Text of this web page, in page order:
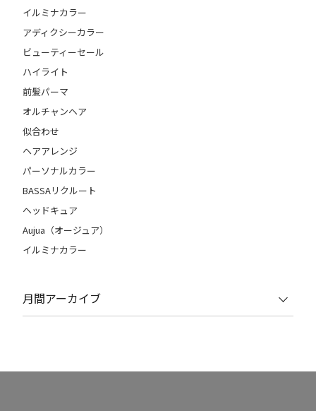
イルミナカラー
アディクシーカラー
ビューティーセール
ハイライト
前髪パーマ
オルチャンヘア
似合わせ
ヘアアレンジ
パーソナルカラー
BASSAリクルート
ヘッドキュア
Aujua（オージュア）
イルミナカラー
月間アーカイブ